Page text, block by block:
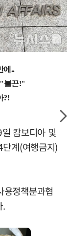
캄보디아 및
계(여행금지)
정책분과협
.